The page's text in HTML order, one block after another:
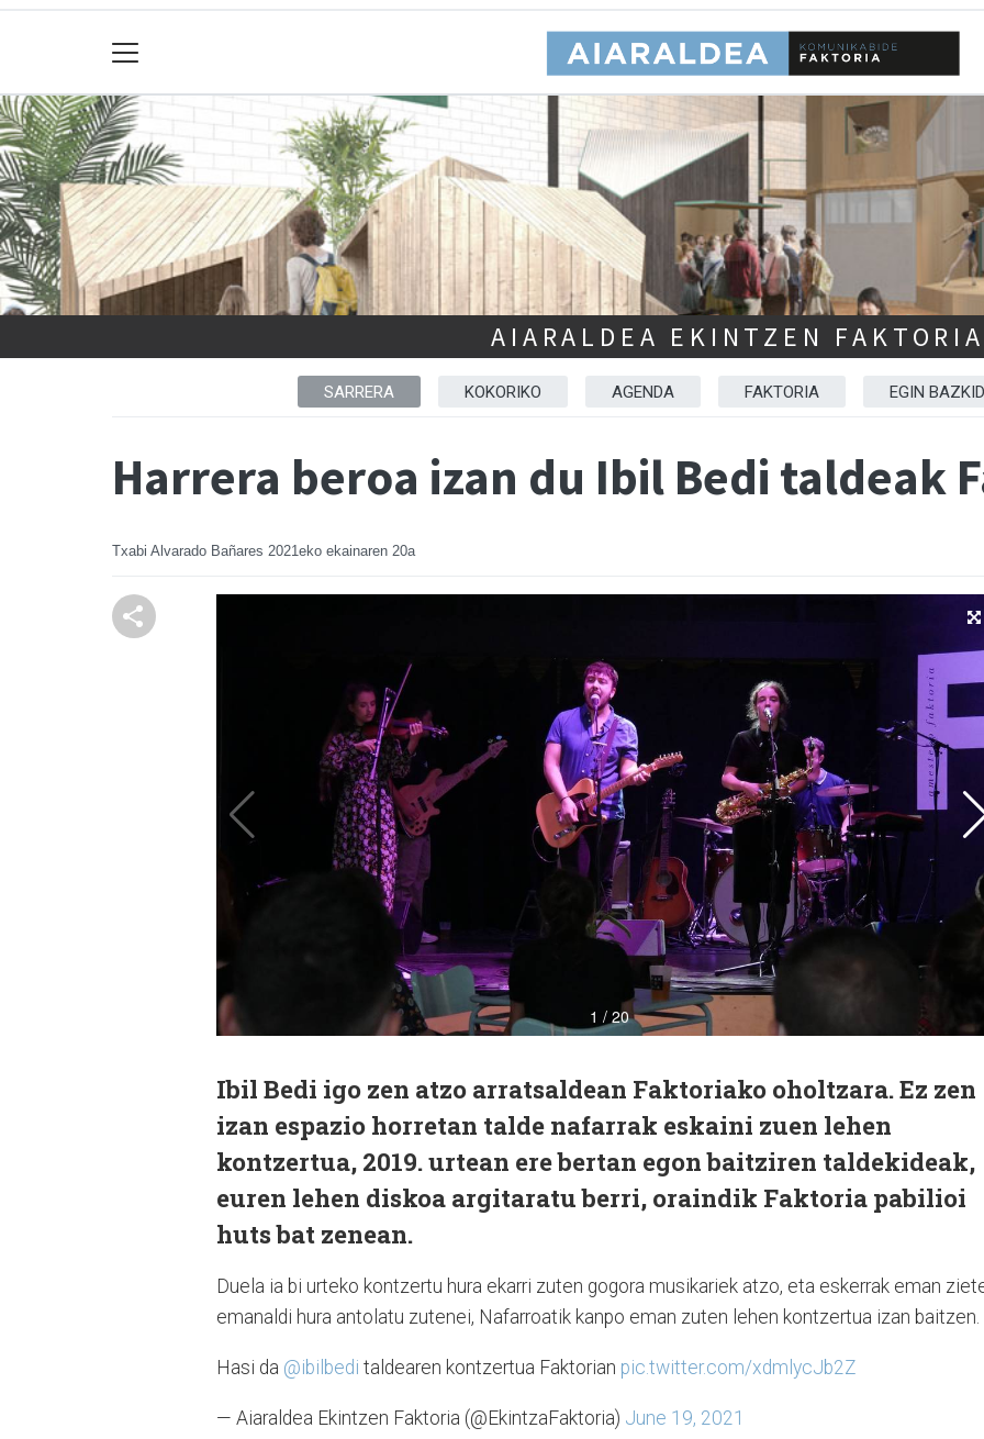
AIARALDEA EKINTZEN FAKTORIA
SARRERA KOKORIKO AGENDA FAKTORIA EGIN
Harrera beroa izan du Ibil Bedi taldeak
Txabi Alvarado Bañares 2021eko ekainaren 20a
Ibil Bedi igo zen atzo arratsaldean Faktoriako oholtzara. Ez zen
izan espazio horretan talde nafarrak eskaini zuen lehen
kontzertua, 2019. urtean ere bertan egon baitziren taldekideak,
euren lehen diskoa argitaratu berri, oraindik Faktoria pabilioi
huts bat zenean.
Duela ia bi urteko kontzertu hura ekarri zuten gogora musikariek atzo, eta eskerrak eman
emanaldi hura antolatu zutenei, Nafarroatik kanpo eman zuten lehen kontzertua izan baitzen.
Hasi da @ibilbedi taldearen kontzertua Faktorian pic.twitter.com/xdmlycJb2Z
— Aiaraldea Ekintzen Faktoria (@EkintzaFaktoria) June 19, 2021